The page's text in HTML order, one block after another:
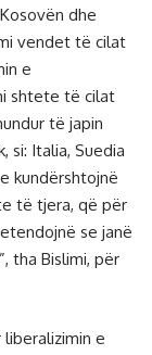
dhe
vendet të cilat
e
shtete të cilat
të japin
si: Italia, Suedia
kundërshtojnë
të tjera, që për
se janë
tha Bislimi, për
e